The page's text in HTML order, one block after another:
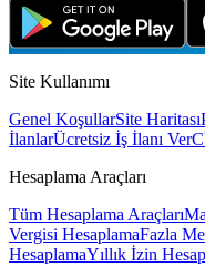
Site Kullanımı
Genel KoşullarSite Haritası
İlanlarÜcretsiz İş İlanı Ver
Hesaplama Araçları
Tüm Hesaplama Araçları
Vergisi HesaplamaFazla
HesaplamaYıllık İzin